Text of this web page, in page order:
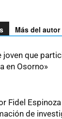
Más del autor
joven que
en Osorno»
Fidel
de